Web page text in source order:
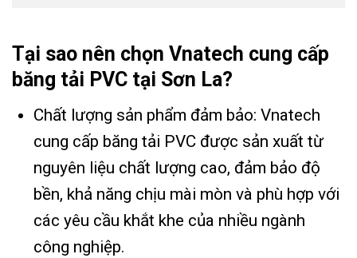
Tại sao nên chọn Vnatech cung cấp
băng tải PVC tại Sơn La?
Chất lượng sản phẩm đảm bảo: Vnatech
cung cấp băng tải PVC được sản xuất từ
nguyên liệu chất lượng cao, đảm bảo độ
bền, khả năng chịu mài mòn và phù hợp với
các yêu cầu khắt khe của nhiều ngành
công nghiệp.